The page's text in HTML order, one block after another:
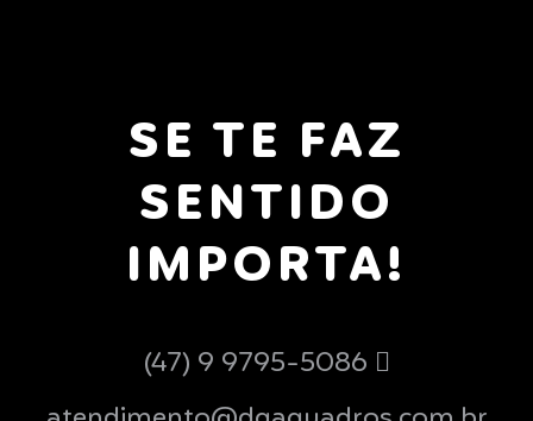
SE TE FAZ
SENTIDO
IMPORTA!
(47) 9 9795-5086